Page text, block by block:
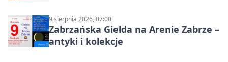
9 sierpnia 2026, 07:00
Zabrzańska Giełda na Arenie Zabrze –
antyki i kolekcje